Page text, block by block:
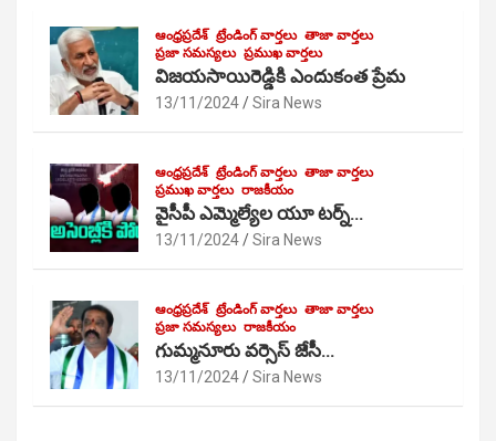
ఆంధ్రప్రదేశ్ ట్రేండింగ్ వార్తలు తాజా వార్తలు
ప్రజా సమస్యలు ప్రముఖ వార్తలు
విజయసాయిరెడ్డికి ఎందుకంత ప్రేమ
13/11/2024 Sira News
ఆంధ్రప్రదేశ్ ట్రేండింగ్ వార్తలు తాజా వార్తలు
ప్రముఖ వార్తలు రాజకీయం
వైసీపీ ఎమ్మెల్యేల యూ టర్న్…
13/11/2024 Sira News
ఆంధ్రప్రదేశ్ ట్రేండింగ్ వార్తలు తాజా వార్తలు
ప్రజా సమస్యలు రాజకీయం
గుమ్మనూరు వర్సెస్ జేసీ…
13/11/2024 Sira News